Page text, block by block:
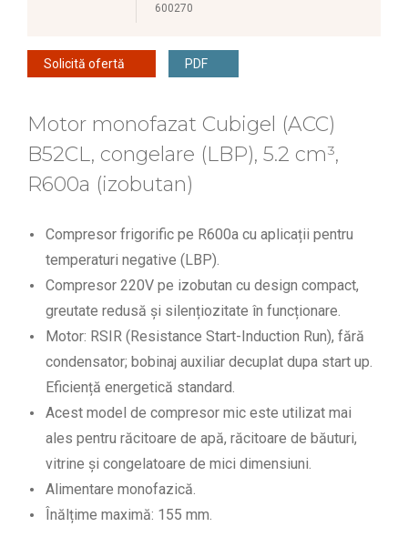
600270
Solicită ofertă PDF
Motor monofazat Cubigel (ACC)
B52CL, congelare (LBP), 5.2 cm³,
R600a (izobutan)
Compresor frigorific pe R600a cu aplicații pentru
temperaturi negative (LBP).
Compresor 220V pe izobutan cu design compact,
greutate redusă și silențiozitate în funcționare.
Motor: RSIR (Resistance Start-Induction Run), fără
condensator; bobinaj auxiliar decuplat dupa start up.
Eficiență energetică standard.
Acest model de compresor mic este utilizat mai
ales pentru răcitoare de apă, răcitoare de băuturi,
vitrine și congelatoare de mici dimensiuni.
Alimentare monofazică.
Înălțime maximă: 155 mm.